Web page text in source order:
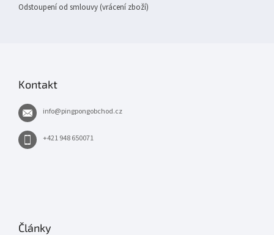
Odstoupení od smlouvy (vrácení zboží)
Kontakt
info@pingpongobchod.cz
+421 948 650071
Články